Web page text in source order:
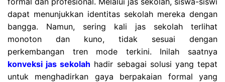
dapat menunjukkan identitas sekolah mereka dengan
bangga. Namun, sering kali jas sekolah terlihat
monoton dan kuno, tidak sesuai dengan
perkembangan tren mode terkini. Inilah saatnya
konveksi jas sekolah hadir sebagai solusi yang tepat
untuk menghadirkan gaya berpakaian formal yang